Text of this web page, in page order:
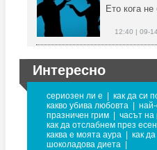
Ето кога
12:40 | 09-
Интересно
сериозен ли е как да си
какво убива любовта
празничен грим
часът на
как да отслабнем през
каква е моята аура
как
шоколадова диета